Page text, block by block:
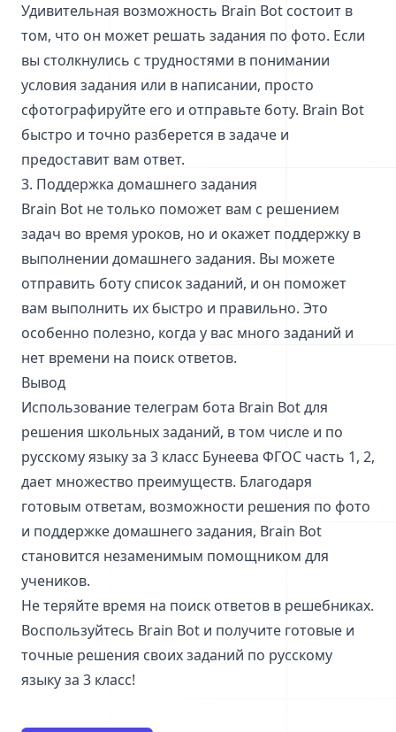
Удивительная возможность Brain Bot состоит в
том, что он может решать задания по фото. Если
вы столкнулись с трудностями в понимании
условия задания или в написании, просто
сфотографируйте его и отправьте боту. Brain Bot
быстро и точно разберется в задаче и
предоставит вам ответ.
3. Поддержка домашнего задания
Brain Bot не только поможет вам с решением
задач во время уроков, но и окажет поддержку в
выполнении домашнего задания. Вы можете
отправить боту список заданий, и он поможет
вам выполнить их быстро и правильно. Это
особенно полезно, когда у вас много заданий и
нет времени на поиск ответов.
Вывод
Использование телеграм бота Brain Bot для
решения школьных заданий, в том числе и по
русскому языку за 3 класс Бунеева ФГОС часть 1, 2,
дает множество преимуществ. Благодаря
готовым ответам, возможности решения по фото
и поддержке домашнего задания, Brain Bot
становится незаменимым помощником для
учеников.
Не теряйте время на поиск ответов в решебниках.
Воспользуйтесь Brain Bot и получите готовые и
точные решения своих заданий по русскому
языку за 3 класс!